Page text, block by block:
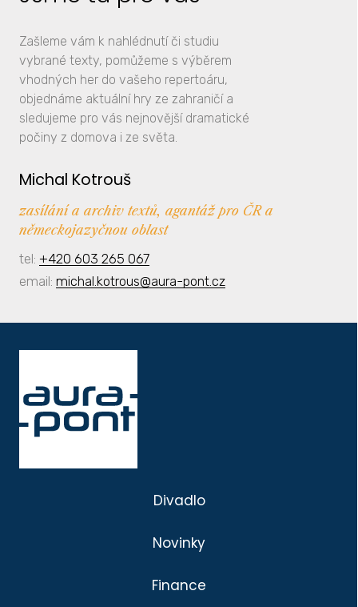
Zašleme vám k nahlédnutí či studiu
vybrané texty, pomůžeme s výběrem
vhodných her do vašeho repertoáru,
objednáme aktuální hry ze zahraničí a
sledujeme pro vás nejnovější dramatické
počiny z domova i ze světa.
Michal Kotrouš
zasílání a archiv textů, agantáž pro ČR a
německojazyčnou oblast
tel: +420 603 265 067
email: michal.kotrous@aura-pont.cz
Divadlo
Novinky
Finance